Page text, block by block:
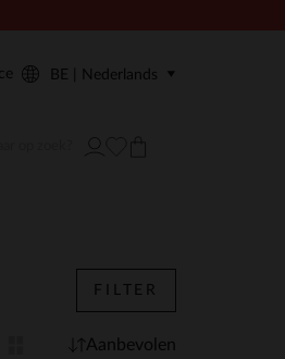
BE | Nederlands
Herentassen
FILTER
Aanbevolen